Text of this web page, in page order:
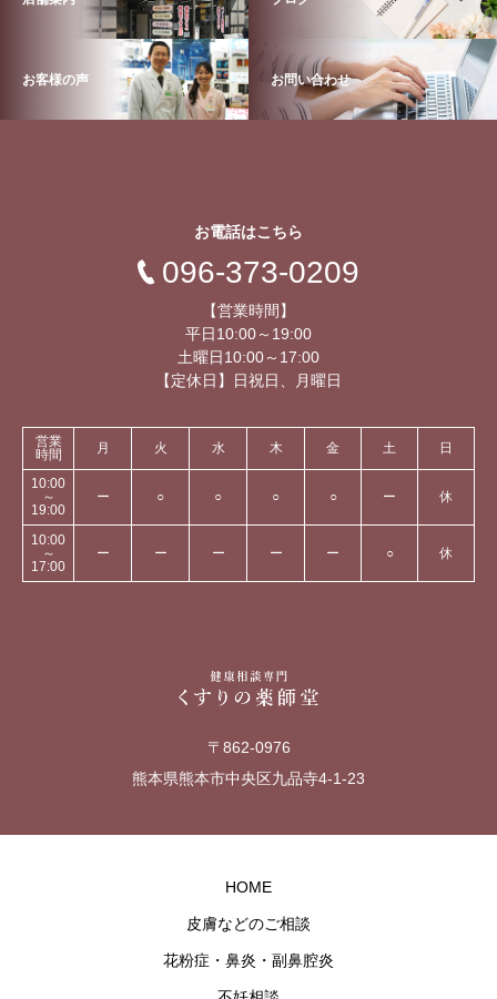
お客様の声 お問い合わせ
お電話はこちら
096-373-0209
【営業時間】
平日10:00～19:00
土曜日10:00～17:00
【定休日】日祝日、月曜日
営業
時間
月 火 水 木 金 土 日
10:00
～
19:00
ー ○ ○ ○ ○ ー 休
10:00
～
17:00
ー ー ー ー ー ○ 休
〒862-0976
熊本県熊本市中央区九品寺4-1-23
HOME
皮膚などのご相談
花粉症・鼻炎・副鼻腔炎